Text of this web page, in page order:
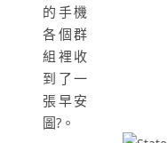
的手機
各個群
組裡收
到了一
張早安
圖?。